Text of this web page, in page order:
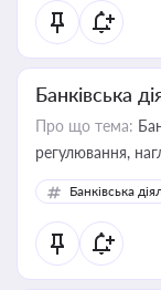
статусу суб'єктів
Банківська
Про що тема:
регулювання,
Банківська